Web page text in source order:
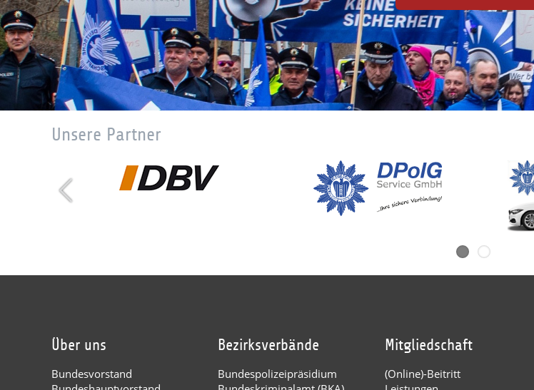
Unsere Partner
Über uns
Bundesvorstand
Bezirksverbände
Bundespolizeipräsidium
Mitgliedschaft
(Online)-Beitritt